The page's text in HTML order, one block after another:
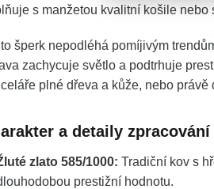
s manžetou kvalitní košile
šperk nepodléhá pomíjivým
zachycuje světlo a podtrhuje
plné dřeva a kůže, nebo právě
a detaily zpracování
zlato 585/1000: Tradiční kov s
prestižní hodnotu.